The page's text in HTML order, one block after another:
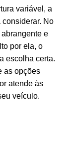
variável, a
considerar. No
e
por ela, o
escolha certa.
as opções
atende às
veículo.